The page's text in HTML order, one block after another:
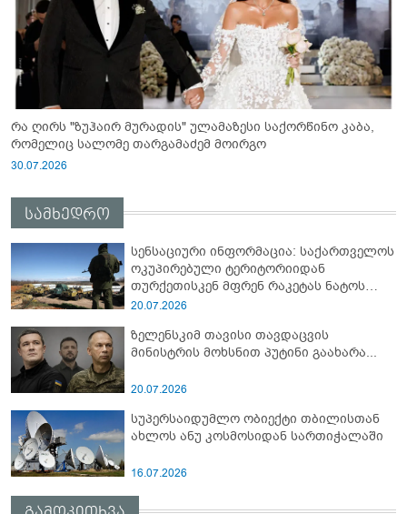
რა ღირს "ზუჰაირ მურადის" ულამაზესი საქორწინო კაბა,
რომელიც სალომე თარგამაძემ მოირგო
30.07.2026
სამხედრო
სენსაციური ინფორმაცია: საქართველოს
ოკუპირებული ტერიტორიიდან
თურქეთისკენ მფრენ რაკეტას ნატოს
სამიტი კინაღამ ჩაუშლია
20.07.2026
ზელენსკიმ თავისი თავდაცვის
მინისტრის მოხსნით პუტინი გაახარა...
20.07.2026
სუპერსაიდუმლო ობიექტი თბილისთან
ახლოს ანუ კოსმოსიდან სართიჭალაში
16.07.2026